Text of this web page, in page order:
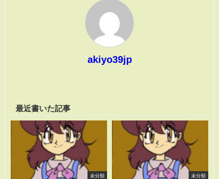
akiyo39jp
最近書いた記事
未分類 未分類